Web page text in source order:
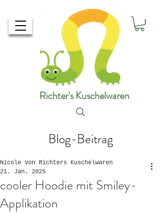
Richter's Kuschelwaren
Blog-Beitrag
cooler Hoodie mit Smiley-
Applikation
Nicole von Richters Kuschelwaren
21. Jan. 2025